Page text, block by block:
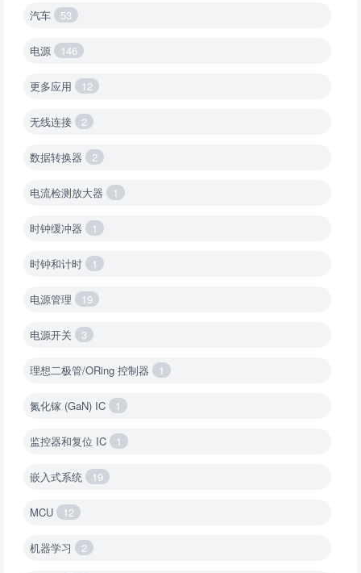
汽车 53
电源 146
更多应用 12
无线连接 2
数据转换器 2
电流检测放大器 1
时钟缓冲器 1
时钟和计时 1
电源管理 19
电源开关 3
理想二极管/ORing 控制器 1
氮化镓 (GaN) IC 1
监控器和复位 IC 1
嵌入式系统 19
MCU 12
机器学习 2